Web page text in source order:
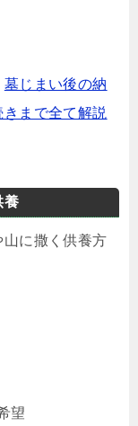
墓じまい後の納
まで全て解説
養
に撒く供養方
望